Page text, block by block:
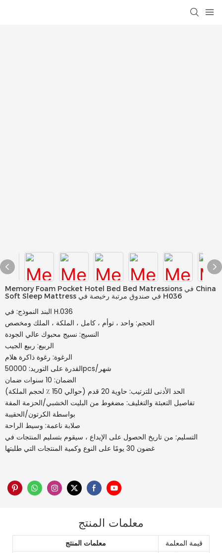
Memory Foam Pocket Hotel Bed Bed Matressions في China
Soft Sleep Mattress في صندوق مرتبة رخيصة في H036
البند النموذج: في H.036
الحجم: واحد ، توأم ، كامل ، الملكة ، الملك ومخصص
النسيج: نسيج محبوك عالي الجودة
الربيع: ربيع الجيب
الرغوة: رغوة ذاكرة هلام
القدرة على التوريد: 50000pcs/شهر
الضمان: 10 سنوات ضمان
الحد الأدنى للترتيب: حاوية 20 قدم (حوالي 150 ٪ لحجم الملكة)
تفاصيل التعبئة والتغليف: مضغوط من البليت الخشبي/الحزمة المفة
بواسطة الكرتون/الحقيبة
صلابة ناعمة: وسيط الراحة
التسليم: من تاريخ الحصول على الإيداع ، سيقوم بتسليم المنتجات في
غضون 30 يومًا على النوع وكمية المنتجات التي طلبتها
معلمات المنتج
معلمات المنتج
قيمة المعلمة